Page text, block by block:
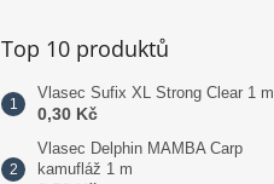
Top 10 produktů
Vlasec Sufix XL Strong Clear 1 m
0,30 Kč
Vlasec Delphin MAMBA Carp
kamufláž 1 m